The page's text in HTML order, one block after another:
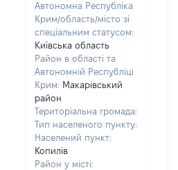
Автономна Республіка
Крим/область/місто зі
спеціальним статусом:
Київська область
Район в області та
Автономній Республіці
Крим: Макарівський
район
Територіальна громада:
Тип населеного пункту:
Населений пункт:
Копилів
Район у місті: